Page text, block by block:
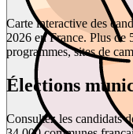
Carte interactive des
2026 en France. Plus de
programmes, sites de
Élections
Consultez les candidats